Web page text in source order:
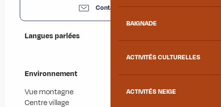
BAIGNADE
ACTIVITÉS CULTURELLES
ACTIVITÉS NEIGE
Contactez-nous
Langues parlées
Langues parlées
Environnement
Environnement
Vue montagne
Centre village